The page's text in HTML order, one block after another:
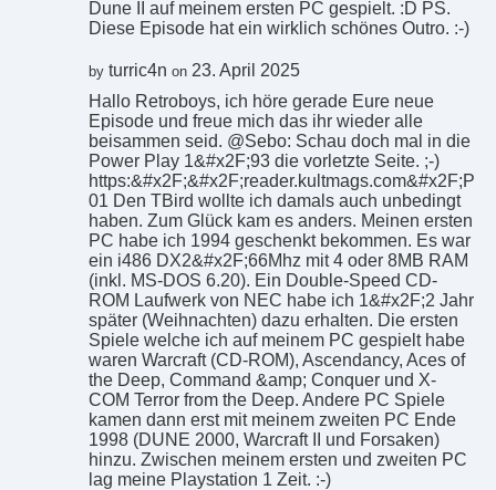
Dune II auf meinem ersten PC gespielt. :D PS.
Diese Episode hat ein wirklich schönes Outro. :-)
by turric4n on 23. April 2025
Hallo Retroboys, ich höre gerade Eure neue
Episode und freue mich das ihr wieder alle
beisammen seid. @Sebo: Schau doch mal in die
Power Play 1&#x2F;93 die vorletzte Seite. ;-)
01 Den TBird wollte ich damals auch unbedingt
haben. Zum Glück kam es anders. Meinen ersten
PC habe ich 1994 geschenkt bekommen. Es war
ein i486 DX2&#x2F;66Mhz mit 4 oder 8MB RAM
(inkl. MS-DOS 6.20). Ein Double-Speed CD-
ROM Laufwerk von NEC habe ich 1&#x2F;2 Jahr
später (Weihnachten) dazu erhalten. Die ersten
Spiele welche ich auf meinem PC gespielt habe
waren Warcraft (CD-ROM), Ascendancy, Aces of
the Deep, Command &amp; Conquer und X-
COM Terror from the Deep. Andere PC Spiele
kamen dann erst mit meinem zweiten PC Ende
1998 (DUNE 2000, Warcraft II und Forsaken)
hinzu. Zwischen meinem ersten und zweiten PC
lag meine Playstation 1 Zeit. :-)